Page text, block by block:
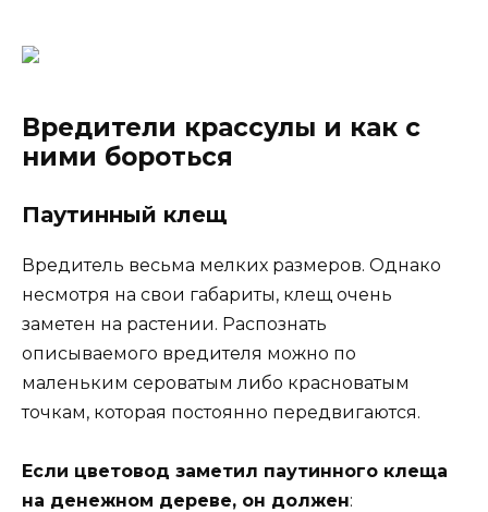
Вредители крассулы и как с
ними бороться
Паутинный клещ
Вредитель весьма мелких размеров. Однако
несмотря на свои габариты, клещ очень
заметен на растении. Распознать
описываемого вредителя можно по
маленьким сероватым либо красноватым
точкам, которая постоянно передвигаются.
Если цветовод заметил паутинного клеща
на денежном дереве, он должен: